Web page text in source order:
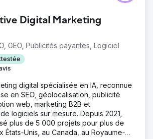
Vers la page de l'agence
Digital Marketing
GEO, Publicités payantes, Logiciel
digital spécialisée en IA, reconnue
en SEO, géolocalisation, publicité
web, marketing B2B et
logiciels sur mesure. Depuis 2021,
plus de 5 000 projets pour plus de
États-Unis, au Canada, au Royaume-